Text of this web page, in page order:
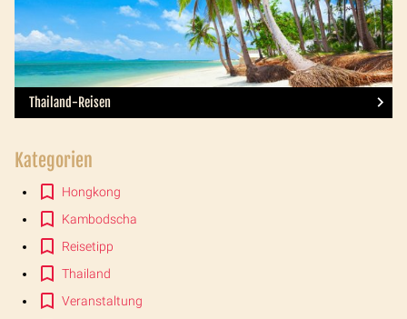
Thailand-Reisen
Kategorien
Hongkong
Kambodscha
Reisetipp
Thailand
Veranstaltung